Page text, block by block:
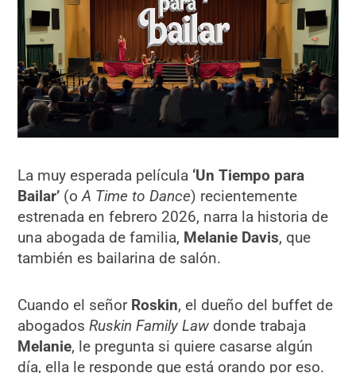
La muy esperada película ‘Un Tiempo para
Bailar’ (oA Time to Dance) recientemente
estrenada en febrero 2026, narra la historia de
una abogada de familia, Melanie Davis, que
también es bailarina de salón.
Cuando el señor Roskin, el dueño del buffet de
abogadosRuskin Family Law donde trabaja
Melanie, le pregunta si quiere casarse algún
día, ella le responde que está orando por eso.